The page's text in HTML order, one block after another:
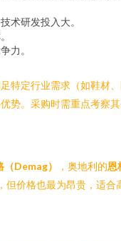
术研发投入大。
力。
特定行业需求（如鞋材
势。采购时需重点考察
（Demag） ，奥地利的恩
但价格也最为昂贵，适合